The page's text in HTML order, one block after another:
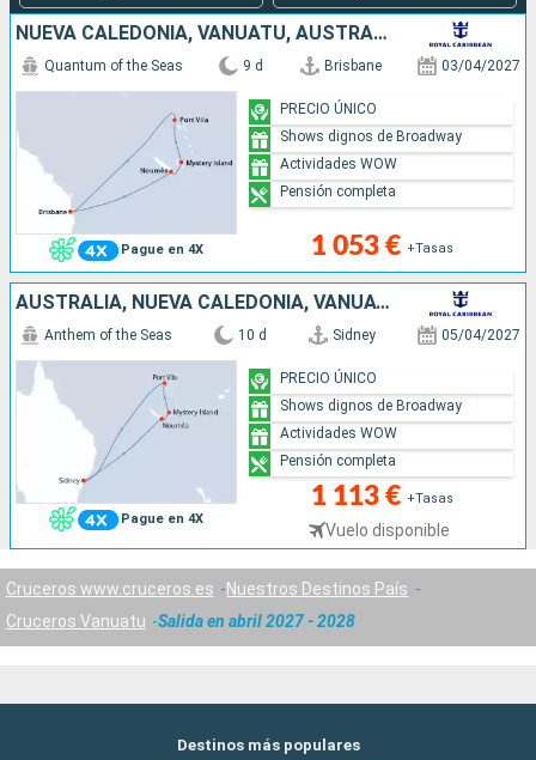
NUEVA CALEDONIA, VANUATU, AUSTRALIA
Pague en 4X
Quantum of the Seas 9 d Brisbane 03/04/2027
1 053 € +Tasas
PRECIO ÚNICO
Shows dignos de Broadway
Actividades WOW
Pensión completa
AUSTRALIA, NUEVA CALEDONIA, VANUATU
Pague en 4X
Anthem of the Seas 10 d Sidney 05/04/2027
1 113 € +Tasas
Vuelo disponible
PRECIO ÚNICO
Shows dignos de Broadway
Actividades WOW
Pensión completa
Cruceros www.cruceros.es
Nuestros Destinos País
Cruceros Vanuatu
Salida en abril 2027 - 2028
Destinos más populares